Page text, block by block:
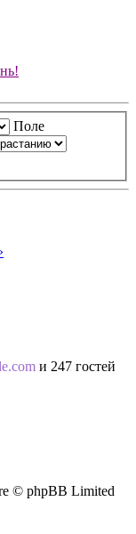
Поле
и 247 гостей
© phpBB Limited